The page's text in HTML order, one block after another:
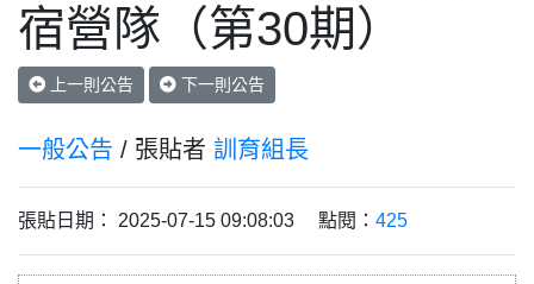
宿營隊（第30期）
上一則公告 下一則公告
一般公告 / 張貼者 訓育組長
張貼日期： 2025-07-15 09:08:03 點閱： 425